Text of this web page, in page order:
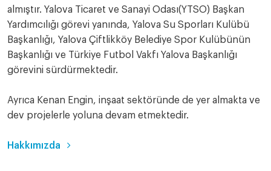
almıştır. Yalova Ticaret ve Sanayi Odası(YTSO) Başkan
Yardımcılığı görevi yanında, Yalova Su Sporları Kulübü
Başkanlığı, Yalova Çiftlikköy Belediye Spor Kulübünün
Başkanlığı ve Türkiye Futbol Vakfı Yalova Başkanlığı
görevini sürdürmektedir.
Ayrıca Kenan Engin, inşaat sektöründe de yer almakta ve
dev projelerle yoluna devam etmektedir.
Hakkımızda